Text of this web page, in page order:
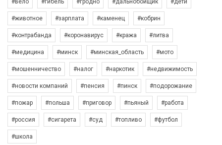
#вело #гибель #гродно #дальнобойщик #дети
#животное #зарплата #каменец #кобрин
#контрабанда #коронавирус #кража #литва
#медицина #минск #минская_область #мото
#мошенничество #налог #наркотик #недвижимость
#новости компаний #пенсия #пинск #подорожание
#пожар #польша #приговор #пьяный #работа
#россия #сигарета #суд #топливо #футбол
#школа